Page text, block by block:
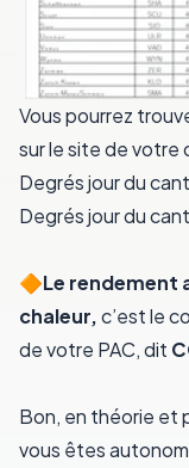
Vous pourrez
sur le site de votre
Degrés jour du
Degrés jour du
🔶️Le rendement
chaleur,c’est le
de votre PAC, dit
Bon, en théorie et
vous êtes